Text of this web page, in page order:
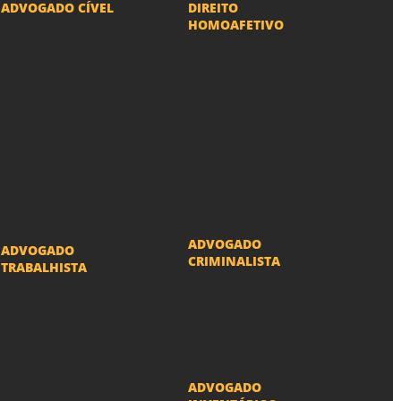
ADVOGADO CÍVEL
ADVOGADO
TRABALHISTA
DIREITO
HOMOAFETIVO
ADVOGADO
CRIMINALISTA
ADVOGADO